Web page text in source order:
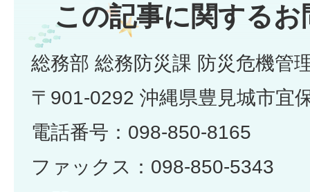
この記事に関する
総務部 総務防災課 防災危機管
〒901-0292 沖縄県豊見城市宜
電話番号：098-850-8165
ファックス：098-850-5343